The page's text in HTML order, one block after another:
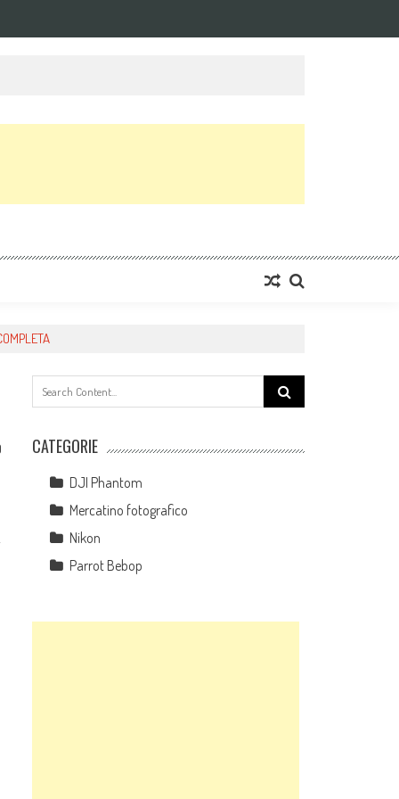
Search
for:
CATEGORIE
DJI Phantom
Mercatino fotografico
Nikon
Parrot Bebop